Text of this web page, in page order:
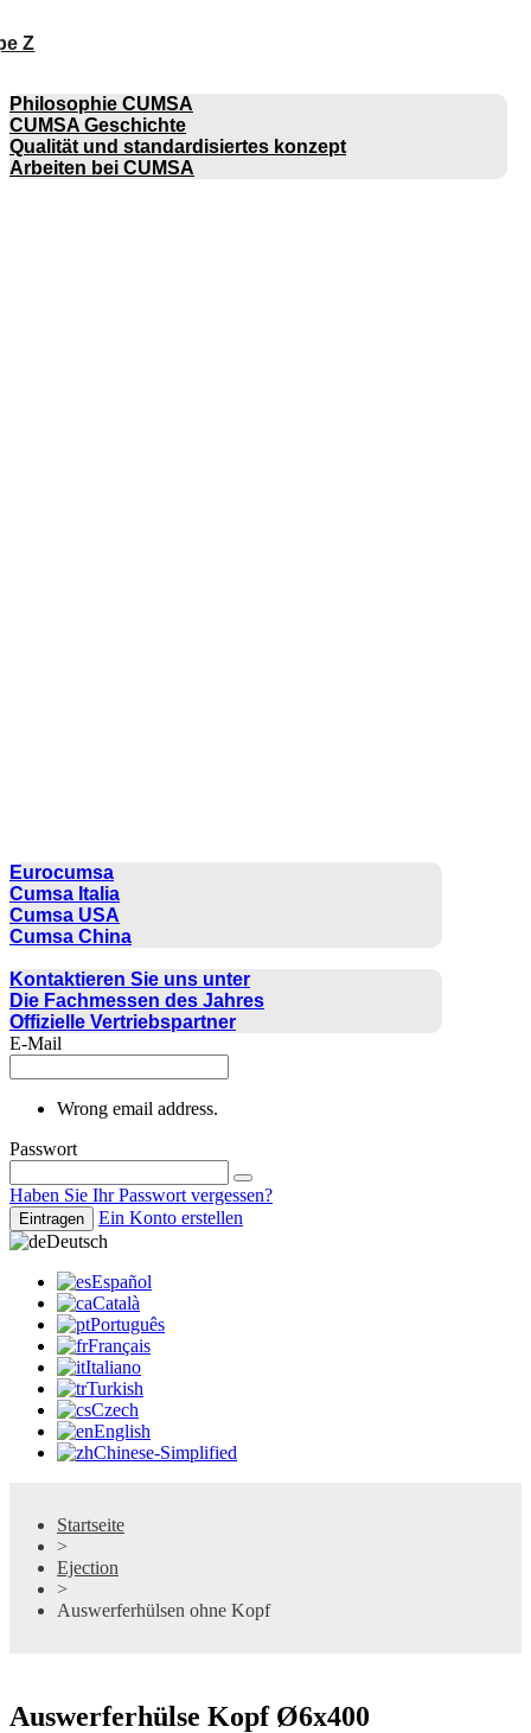
Z
Philosophie CUMSA
CUMSA Geschichte
Qualität und standardisiertes konzept
Arbeiten bei CUMSA
Eurocumsa
Cumsa Italia
Cumsa USA
Cumsa China
Kontaktieren Sie uns unter
Die Fachmessen des Jahres
Offizielle Vertriebspartner
E-Mail
Wrong email address.
Passwort
Haben Sie Ihr Passwort vergessen?
Eintragen
Ein Konto erstellen
Deutsch
Español
Català
Português
Français
Italiano
Turkish
Czech
English
Chinese-Simplified
Startseite
>
Ejection
>
Auswerferhülsen ohne Kopf
Auswerferhülse Kopf Ø6x400